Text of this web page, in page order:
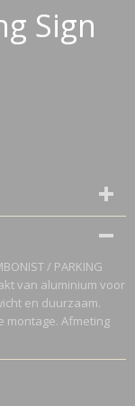
Sign
/ PARKING
van aluminium voor
en duurzaam.
montage. Afmeting